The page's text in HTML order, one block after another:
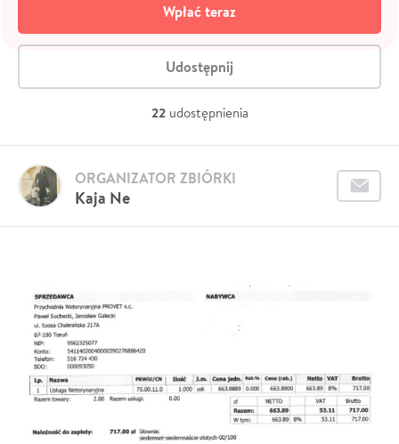
Wpłać teraz
Udostępnij
22 udostępnienia
Kaja Ne
ORGANIZATOR ZBIÓRKI